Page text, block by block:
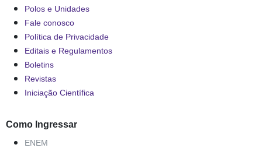
Polos e Unidades
Fale conosco
Política de Privacidade
Editais e Regulamentos
Boletins
Revistas
Iniciação Científica
Como Ingressar
ENEM